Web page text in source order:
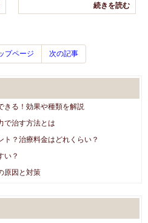
続きを読む
プページ 次の記事
きる！効果や種類を解説
で治す方法とは
？治療料金はどれくらい？
い？
原因と対策